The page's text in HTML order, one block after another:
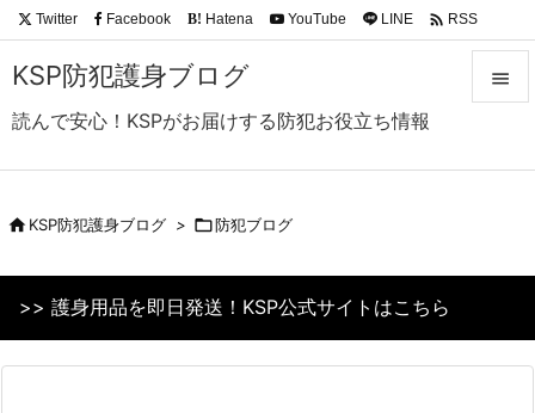
KSP防犯護身ブログ
読んで安心！KSPがお届けする防犯お役立ち情報

前へ
次へ
Twitter Facebook B! Hatena YouTube LINE  RSS
KSP防犯護身ブログ > 防犯ブログ
>> 護身用品を即日発送！KSP公式サイトはこちら